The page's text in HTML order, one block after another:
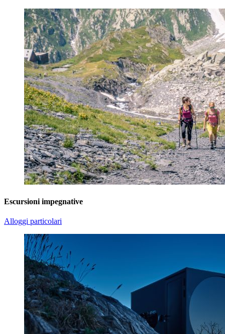
Escursioni impegnative
Alloggi particolari